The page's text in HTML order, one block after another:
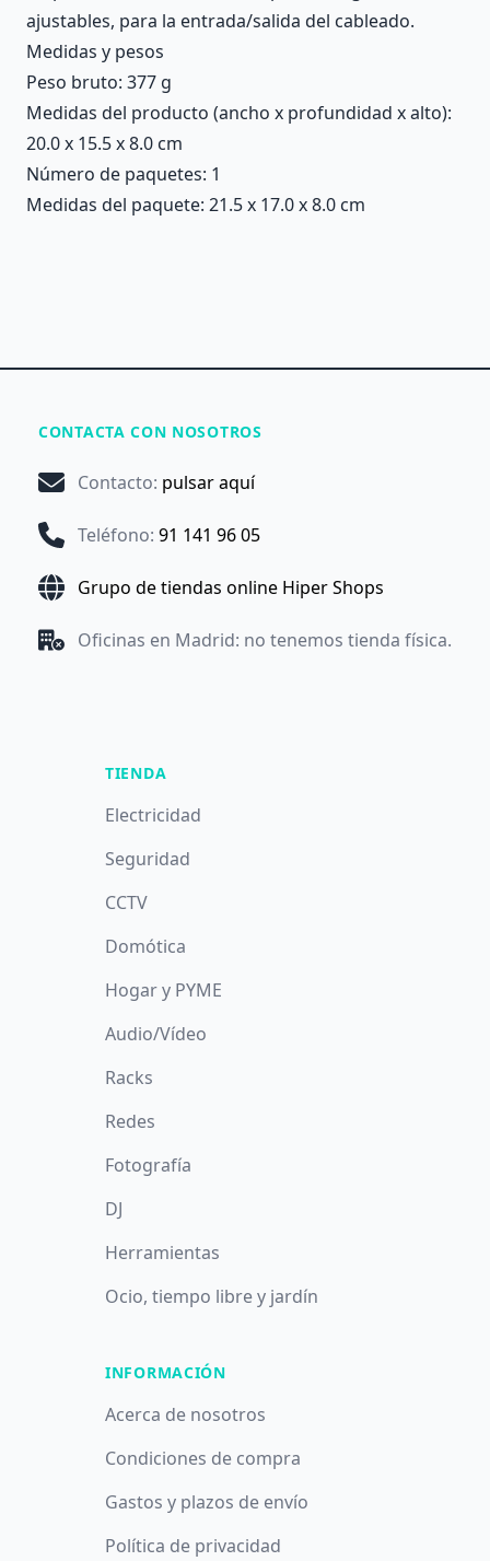
ajustables, para la entrada/salida del cableado.
Medidas y pesos
Peso bruto: 377 g
Medidas del producto (ancho x profundidad x alto):
20.0 x 15.5 x 8.0 cm
Número de paquetes: 1
Medidas del paquete: 21.5 x 17.0 x 8.0 cm
CONTACTA CON NOSOTROS
Contacto: pulsar aquí
Teléfono: 91 141 96 05
Grupo de tiendas online Hiper Shops
Oficinas en Madrid: no tenemos tienda física.
TIENDA
Electricidad
Seguridad
CCTV
Domótica
Hogar y PYME
Audio/Vídeo
Racks
Redes
Fotografía
DJ
Herramientas
Ocio, tiempo libre y jardín
INFORMACIÓN
Acerca de nosotros
Condiciones de compra
Gastos y plazos de envío
Política de privacidad